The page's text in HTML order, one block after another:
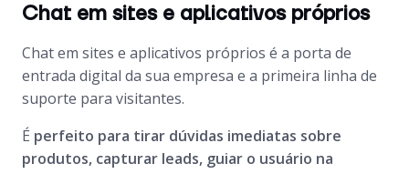
Chat em sites e aplicativos próprios
Chat em sites e aplicativos próprios é a porta de
entrada digital da sua empresa e a primeira linha de
suporte para visitantes.
É perfeito para tirar dúvidas imediatas sobre
produtos, capturar leads, guiar o usuário na